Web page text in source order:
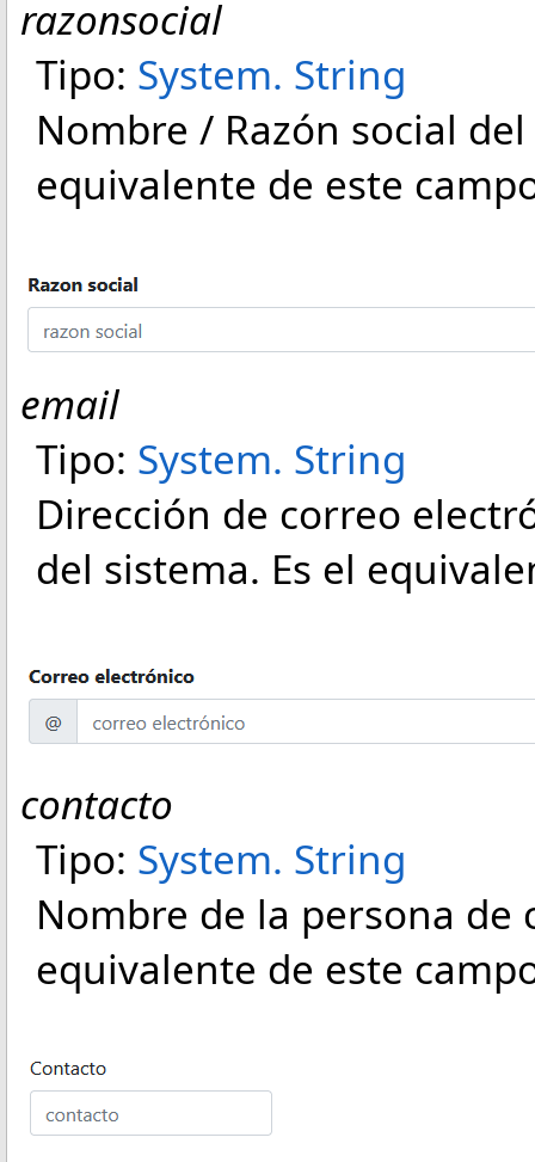
razonsocial
Tipo: System. String
Nombre / Razón social
equivalente de este
email
Tipo: System. String
Dirección de correo
del sistema. Es el
contacto
Tipo: System. String
Nombre de la persona de
equivalente de este